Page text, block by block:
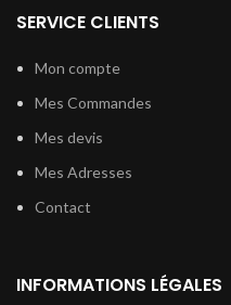
SERVICE CLIENTS
Mon compte
Mes Commandes
Mes devis
Mes Adresses
Contact
INFORMATIONS LÉGALES